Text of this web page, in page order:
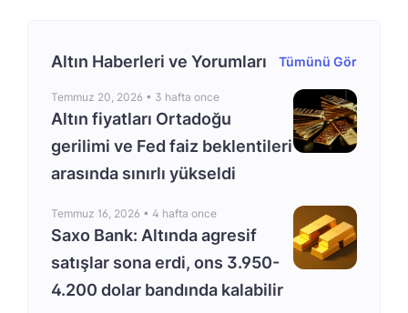
Altın Haberleri ve Yorumları Tümünü Gör
Temmuz 20, 2026 • 3 hafta once
Altın fiyatları Ortadoğu
gerilimi ve Fed faiz beklentileri
arasında sınırlı yükseldi
Temmuz 16, 2026 • 4 hafta once
Saxo Bank: Altında agresif
satışlar sona erdi, ons 3.950-
4.200 dolar bandında kalabilir